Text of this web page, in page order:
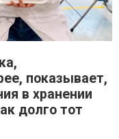
показывает,
в хранении
долго тот